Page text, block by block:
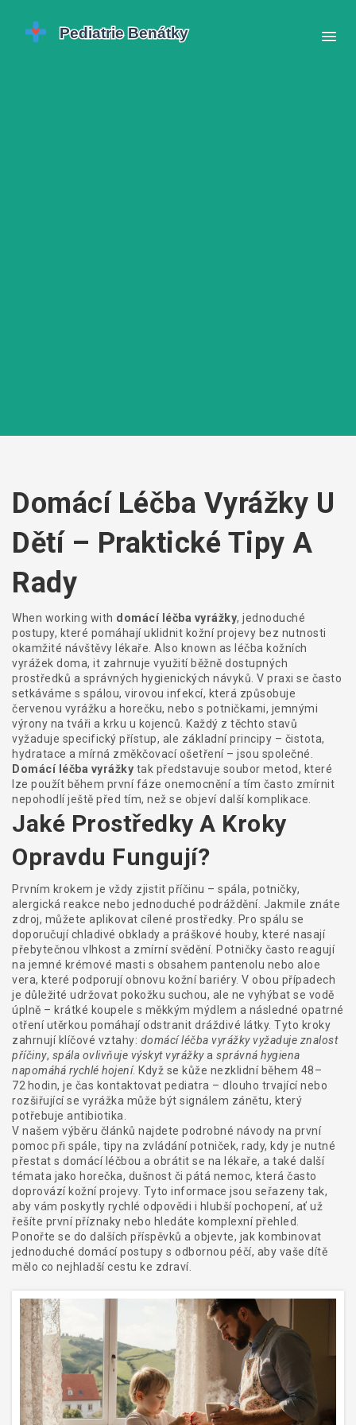
Domácí Léčba Vyrážky U
Dětí – Praktické Tipy A
Rady
When working with domácí léčba vyrážky, jednoduché
postupy, které pomáhají uklidnit kožní projevy bez nutnosti
okamžité návštěvy lékaře . Also known as léčba kožních
vyrážek doma, it zahrnuje využití běžně dostupných
prostředků a správných hygienických návyků V praxi se často
setkáváme s spálou, virovou infekcí, která způsobuje
červenou vyrážku a horečku, nebo s potničkami, jemnými
výrony na tváři a krku u kojenců . Každý z těchto stavů
vyžaduje specifický přístup, ale základní principy – čistota,
hydratace a mírná změkčovací ošetření – jsou společné.
Domácí léčba vyrážky tak představuje soubor metod, které
lze použít během první fáze onemocnění a tím často zmírnit
nepohodlí ještě před tím, než se objeví další komplikace.
Jaké Prostředky A Kroky
Opravdu Fungují?
Prvním krokem je vždy zjistit příčinu – spála, potničky,
alergická reakce nebo jednoduché podráždění. Jakmile znáte
zdroj, můžete aplikovat cílené prostředky. Pro spálu se
doporučují chladivé obklady a práškové houby, které nasají
přebytečnou vlhkost a zmírní svědění. Potničky často reagují
na jemné krémové masti s obsahem pantenolu nebo aloe
vera, které podporují obnovu kožní bariéry. V obou případech
je důležité udržovat pokožku suchou, ale ne vyhýbat se vodě
úplně – krátké koupele s měkkým mýdlem a následné opatrné
otření utěrkou pomáhají odstranit dráždivé látky. Tyto kroky
zahrnují klíčové vztahy: domácí léčba vyrážky vyžaduje znalost
příčiny, spála ovlivňuje výskyt vyrážkya správná hygiena
napomáhá rychlé hojení. Když se kůže nezklidní během 48–
72 hodin, je čas kontaktovat pediatra – dlouho trvající nebo
rozšiřující se vyrážka může být signálem zánětu, který
potřebuje antibiotika.
V našem výběru článků najdete podrobné návody na první
pomoc při spále, tipy na zvládání potniček, rady, kdy je nutné
přestat s domácí léčbou a obrátit se na lékaře, a také další
témata jako horečka, dušnost či pátá nemoc, která často
doprovází kožní projevy. Tyto informace jsou seřazeny tak,
aby vám poskytly rychlé odpovědi i hlubší pochopení, ať už
řešíte první příznaky nebo hledáte komplexní přehled.
Ponořte se do dalších příspěvků a objevte, jak kombinovat
jednoduché domácí postupy s odbornou péčí, aby vaše dítě
mělo co nejhladší cestu ke zdraví.